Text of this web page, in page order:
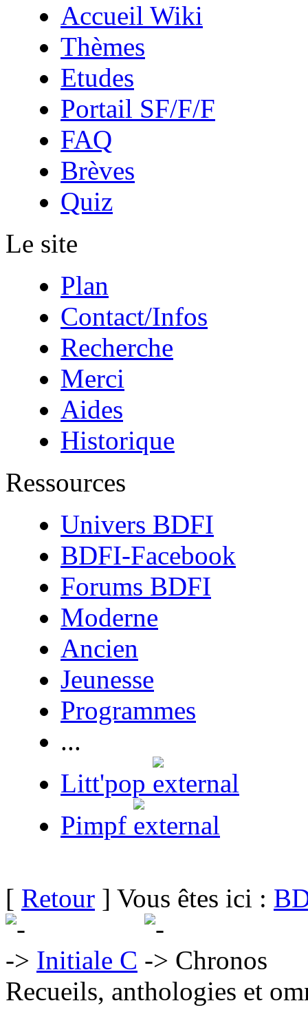
Accueil Wiki
Thèmes
Etudes
Portail SF/F/F
FAQ
Brèves
Quiz
Le site
Plan
Contact/Infos
Recherche
Merci
Aides
Historique
Ressources
Univers BDFI
BDFI-Facebook
Forums BDFI
Moderne
Ancien
Jeunesse
Programmes
...
Litt'pop
Pimpf
[ Retour ] Vous êtes ici :
Initiale C
Chronos
Recueils, anthologies et